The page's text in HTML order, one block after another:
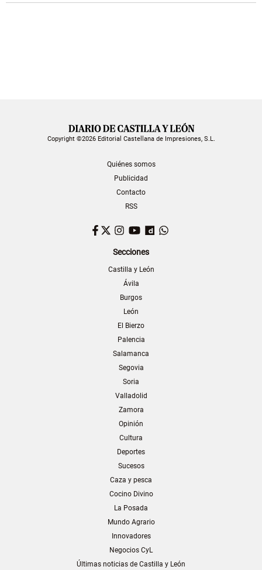
Copyright ©2026 Editorial Castellana de Impresiones, S.L.
Quiénes somos
Publicidad
Contacto
RSS
Facebook
TwitterInstagram
YouTubeDailymotion
Secciones
Castilla y León
Ávila
Burgos
León
El Bierzo
Palencia
Salamanca
Segovia
Soria
Valladolid
Zamora
Opinión
Cultura
Deportes
Sucesos
Caza y pesca
Cocino Divino
La Posada
Mundo Agrario
Innovadores
Negocios CyL
Últimas noticias de Castilla y León